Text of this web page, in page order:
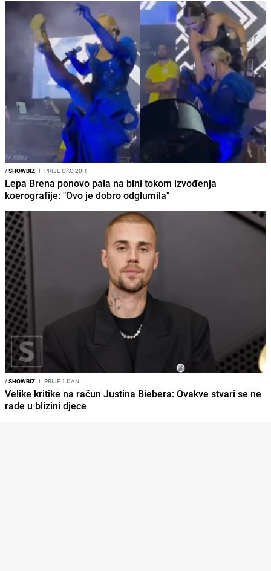
/SHOWBIZ I PRIJE OKO 20H
Lepa Brena ponovo pala na bini tokom izvođenja
koerografije: "Ovo je dobro odglumila"
/SHOWBIZ I PRIJE 1 DAN
Velike kritike na račun Justina Biebera: Ovakve stvari se ne
rade u blizini djece